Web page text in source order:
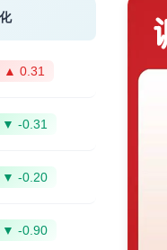
▲ 0.31
▼ -0.31
▼ -0.20
▼ -0.90